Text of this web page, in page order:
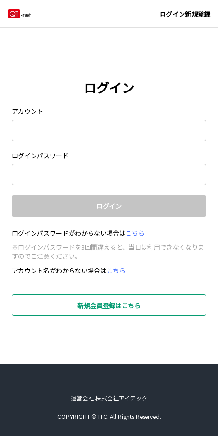
ログイン新規登録
ログイン
アカウント
ログインパスワード
ログイン
ログインパスワードがわからない場合はこちら
※ログインパスワードを3回間違えると、当日は利用できなくなりま
すのでご注意ください。
アカウント名がわからない場合はこちら
新規会員登録はこちら
運営会社 株式会社アイテック
COPYRIGHT © ITC. All Rights Reserved.